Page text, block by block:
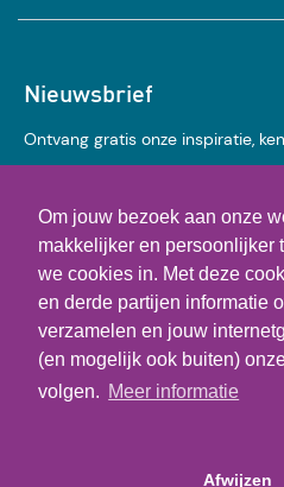
Om jouw bezoek aan onze
makkelijker en persoonlijker
we cookies in. Met deze
en derde partijen informatie
verzamelen en jouw
(en mogelijk ook buiten)
volgen. Meer informatie
Afwijzen
Nieuwsbrief
Ontvang gratis onze inspiratie,
voor onze nieuwsbrief:
Achternaam
E-mail
Ik geef toestemming voor het
ontvangen van kennisupdates,